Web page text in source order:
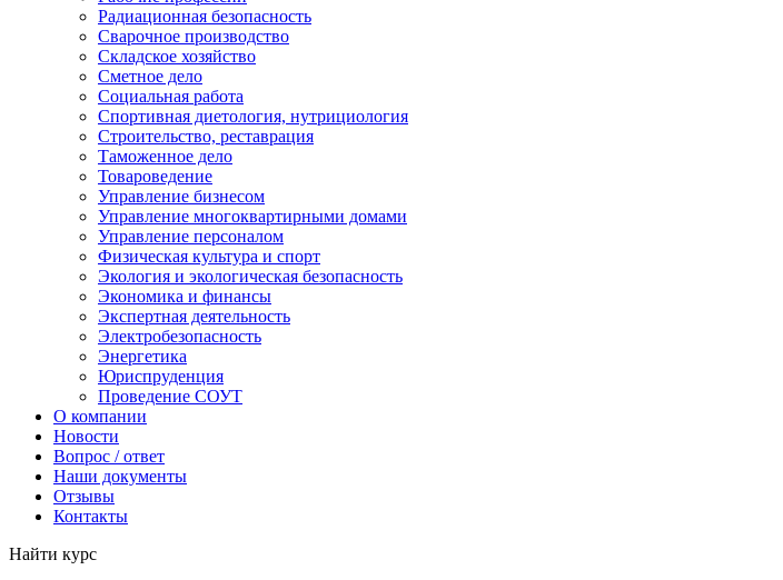
Радиационная безопасность
Сварочное производство
Складское хозяйство
Сметное дело
Социальная работа
Спортивная диетология, нутрициология
Строительство, реставрация
Таможенное дело
Товароведение
Управление бизнесом
Управление многоквартирными домами
Управление персоналом
Физическая культура и спорт
Экология и экологическая безопасность
Экономика и финансы
Экспертная деятельность
Электробезопасность
Энергетика
Юриспруденция
Проведение СОУТ
О компании
Новости
Вопрос / ответ
Наши документы
Отзывы
Контакты
Найти курс